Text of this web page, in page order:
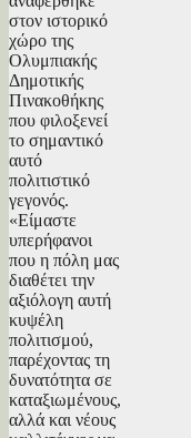
στον ιστορικό
χώρο της
Ολυμπιακής
Δημοτικής
Πινακοθήκης
που φιλοξενεί
το σημαντικό
αυτό
πολιτιστικό
γεγονός.
«Είμαστε
υπερήφανοι
που η πόλη μας
διαθέτει την
αξιόλογη αυτή
κυψέλη
πολιτισμού,
παρέχοντας τη
δυνατότητα σε
καταξιωμένους,
αλλά και νέους